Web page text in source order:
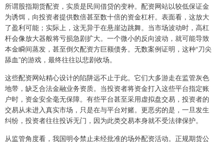
所谓股指期货配资，实质是民间借贷的变种。配资网站以较低保证金
为诱饵，向投资者提供数倍甚至数十倍的资金杠杆。表面看，这放大
了盈利可能；实际上，这无异于在悬崖边跳舞。当市场波动时，高杠
杆会像放大器般将亏损急剧扩大。一个微小的反向波动，就可能导致
本金瞬间蒸发，甚至倒欠配资方巨额债务。无数案例证明，这种“刀尖
舔血”的游戏，最终往往以悲剧收场。
这些配资网站精心设计的陷阱远不止于此。它们大多游走在监管灰色
地带，缺乏合法金融业务资质。当投资者将资金打入这些平台指定账
户时，资金安全毫无保障。有些平台甚至采用虚拟盘交易，投资者的
交易从未进入真实市场，只是在与平台对赌。更恶劣的是，一旦发生
纠纷，投资者往往投诉无门，因为此类交易本身就不受法律保护。
从监管角度看，我国明令禁止未经批准的场外配资活动。正规期货公